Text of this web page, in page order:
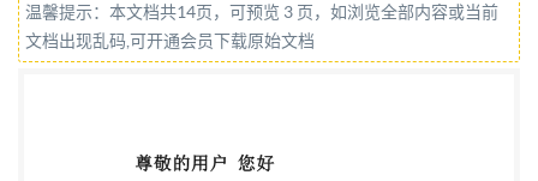
草。 本标准由中华人民共和国公安部提出。 本标准
由全国安全防范报警系统标准化技术委员会
视科技股份有限公 司、北京海鑫科金高科技股份有限
温馨提示：本文档共14页，可预览 3 页，如浏览全部内容或当前
文档出现乱码,可开通会员下载原始文档